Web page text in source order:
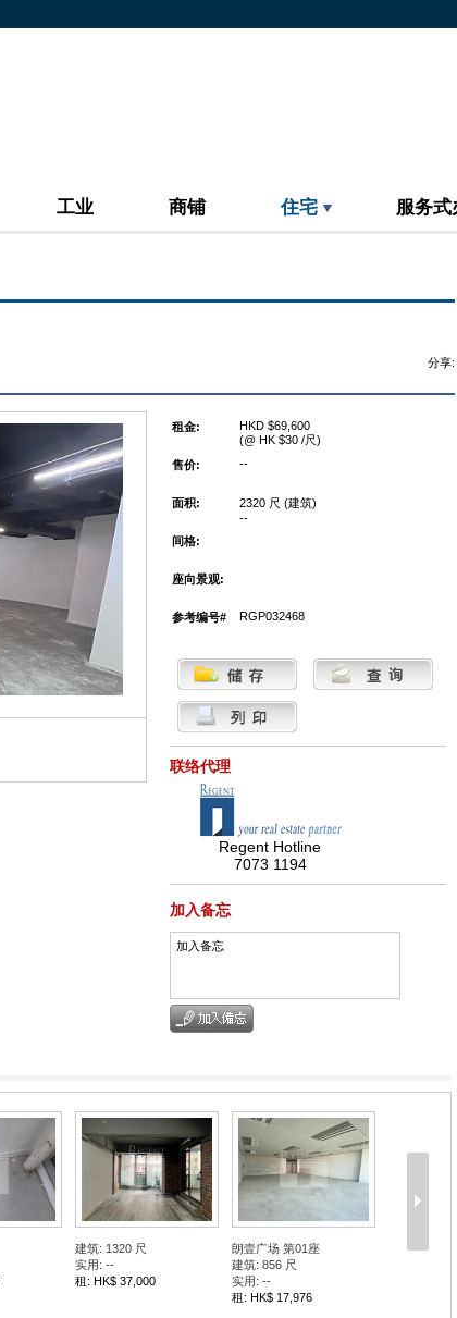
工业 商铺 住宅 服务
分享:
租金:
HKD $69,600
(@ HK $30 /尺)
售价:
--
面积:
2320 尺 (建筑)
--
间格:
座向景观:
参考编号# RGP032468
联络代理
Regent Hotline
7073 1194
加入备忘
加入备忘
建筑: 1320 尺
实用: --
租: HK$ 37,000
朗壹广场 第01座
建筑: 856 尺
实用: --
租: HK$ 17,976